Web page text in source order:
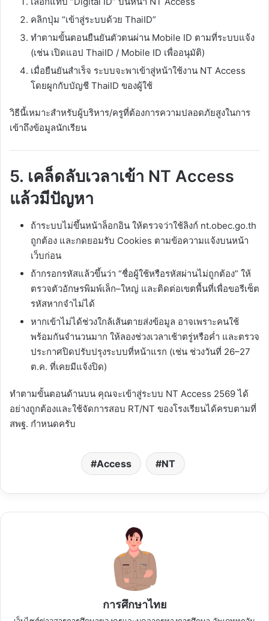
คลิกปุ่ม “เข้าสู่ระบบด้วย ThaiID”
ทำตามขั้นตอนยืนยันตัวตนผ่าน Mobile ID ตามที่ระบบแจ้ง
(เช่น เปิดแอป ThaiID / Mobile ID เพื่ออนุมัติ)
เมื่อยืนยันสำเร็จ ระบบจะพาเข้าสู่หน้าใช้งาน NT Access
โดยผูกกับบัญชี ThaiID ของผู้ใช้
วิธีนี้เหมาะสำหรับผู้บริหาร/ครูที่ต้องการความปลอดภัยสูงในการ
เข้าถึงข้อมูลนักเรียน
5. เคล็ดลับเวลาเข้า NT Access
แล้วมีปัญหา
ถ้าระบบไม่ขึ้นหน้าล็อกอิน ให้ตรวจว่าใช้ลิงก์ nt.obec.go.th
ถูกต้อง และกดยอมรับ Cookies ตามข้อความแจ้งบนหน้า
เว็บก่อน
ถ้ากรอกรหัสแล้วขึ้นว่า “ชื่อผู้ใช้หรือรหัสผ่านไม่ถูกต้อง” ให้
ตรวจตัวอักษรพิมพ์เล็ก–ใหญ่ และติดต่อเขตพื้นที่เพื่อขอรีเซ็ต
รหัสหากจำไม่ได้​
หากเข้าไม่ได้ช่วงใกล้เส้นตายส่งข้อมูล อาจเพราะคนใช้
พร้อมกันจำนวนมาก ให้ลองช่วงเวลาเช้าตรู่หรือค่ำ และตรวจ
ประกาศปิดปรับปรุงระบบที่หน้าแรก (เช่น ช่วงวันที่ 26–27
ต.ค. ที่เคยมีแจ้งปิด)
ทำตามขั้นตอนด้านบน คุณจะเข้าสู่ระบบ NT Access 2569 ได้
อย่างถูกต้องและใช้จัดการสอบ RT/NT ของโรงเรียนได้ครบตามที่
สพฐ. กำหนดครับ
Access NT
การศึกษาไทย